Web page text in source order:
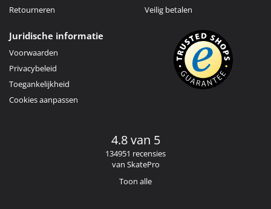
Retourneren
Veilig betalen
Juridische informatie
Voorwaarden
Privacybeleid
Toegankelijkheid
Cookies aanpassen
4.8 van 5
134951 recensies
van SkatePro
Toon alle